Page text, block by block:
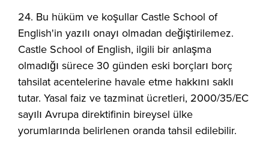
24. Bu hüküm ve koşullar Castle School of
English'in yazılı onayı olmadan değiştirilemez.
Castle School of English, ilgili bir anlaşma
olmadığı sürece 30 günden eski borçları borç
tahsilat acentelerine havale etme hakkını saklı
tutar. Yasal faiz ve tazminat ücretleri, 2000/35/EC
sayılı Avrupa direktifinin bireysel ülke
yorumlarında belirlenen oranda tahsil edilebilir.